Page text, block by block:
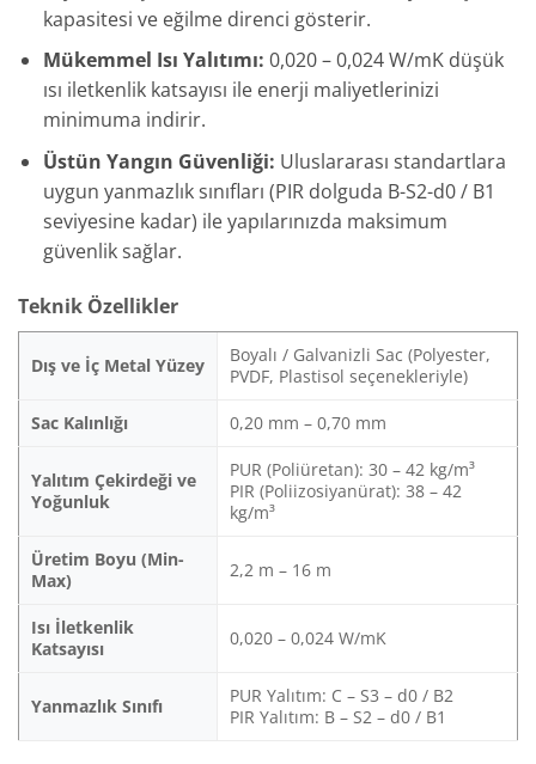
kapasitesi ve eğilme direnci gösterir.
Mükemmel Isı Yalıtımı: 0,020 – 0,024 W/mK düşük
ısı iletkenlik katsayısı ile enerji maliyetlerinizi
minimuma indirir.
Üstün Yangın Güvenliği: Uluslararası standartlara
uygun yanmazlık sınıfları (PIR dolguda B-S2-d0 / B1
seviyesine kadar) ile yapılarınızda maksimum
güvenlik sağlar.
Teknik Özellikler
Dış ve İç Metal Yüzey
Boyalı / Galvanizli Sac (Polyester,
PVDF, Plastisol seçenekleriyle)
Sac Kalınlığı 0,20 mm – 0,70 mm
Yalıtım Çekirdeği ve
Yoğunluk
PUR (Poliüretan): 30 – 42 kg/m³
PIR (Poliizosiyanürat): 38 – 42
kg/m³
Üretim Boyu (Min-
Max)
2,2 m – 16 m
Isı İletkenlik
Katsayısı
0,020 – 0,024 W/mK
Yanmazlık Sınıfı
PUR Yalıtım: C – S3 – d0 / B2
PIR Yalıtım: B – S2 – d0 / B1